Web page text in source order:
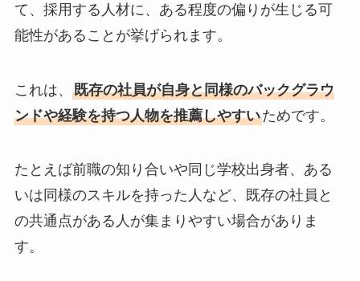
て、採用する人材に、ある程度の偏りが生じる可
能性があることが挙げられます。
これは、 既存の社員が自身と同様のバックグラウ
ンドや経験を持つ人物を推薦しやすいためです。
たとえば前職の知り合いや同じ学校出身者、ある
いは同様のスキルを持った人など、既存の社員と
の共通点がある人が集まりやすい場合がありま
す。